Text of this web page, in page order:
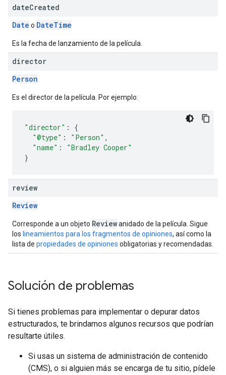
dateCreated
Date o DateTime
Es la fecha de lanzamiento de la película.
director
Person
Es el director de la película. Por ejemplo:
"director" :
{
"@type" : "Person" ,
"name" :
"Bradley Cooper"
}
review
Review
Corresponde a un objeto Reviewanidado de la película. Sigue
los lineamientos para los fragmentos de opiniones, así como la
lista de propiedades de opiniones obligatorias y recomendadas.
Solución de problemas
Si tienes problemas para implementar o depurar datos
estructurados, te brindamos algunos recursos que podrían
resultarte útiles.
Si usas un sistema de administración de contenido
(CMS), o si alguien más se encarga de tu sitio, pídele